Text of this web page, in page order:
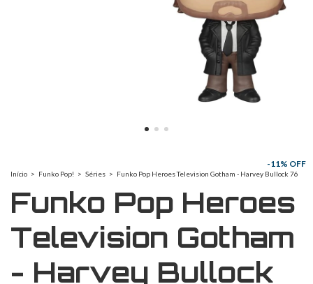
Início > Funko Pop! > Séries > Funko Pop Heroes Television Gotham - Harvey Bullock 76
Funko Pop Heroes
Television Gotham
- Harvey Bullock
-11 % OFF